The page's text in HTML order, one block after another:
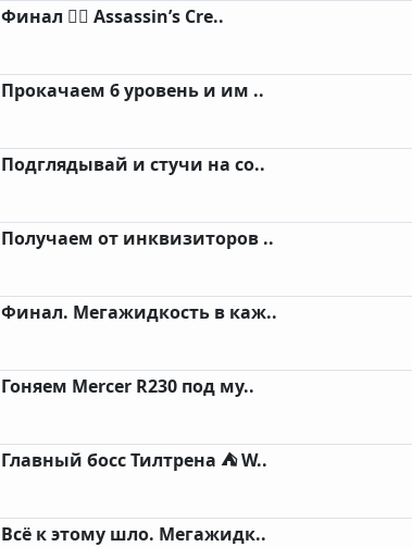
Финал 🏴‍☠️ Assassin’s Cre..
Прокачаем 6 уровень и им ..
Подглядывай и стучи на со..
Получаем от инквизиторов ..
Финал. Мегажидкость в каж..
Гоняем Mercer R230 под му..
Главный босс Тилтрена ⛺ W..
Всё к этому шло. Мегажидк..